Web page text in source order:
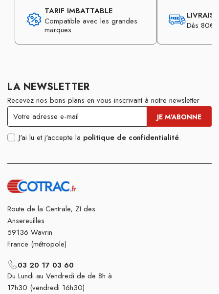
TARIF IMBATTABLE
Compatible avec les grandes
marques
Dès 80€
LA NEWSLETTER
Recevez nos bons plans en vous inscrivant à notre newsletter
J'ai lu et j'accepte la politique de confidentialité.
Route de la Centrale, ZI des
Ansereuilles
59136 Wavrin
France (métropole)
03 20 17 03 60
Du Lundi au Vendredi de de 8h à
17h30 (vendredi 16h30)